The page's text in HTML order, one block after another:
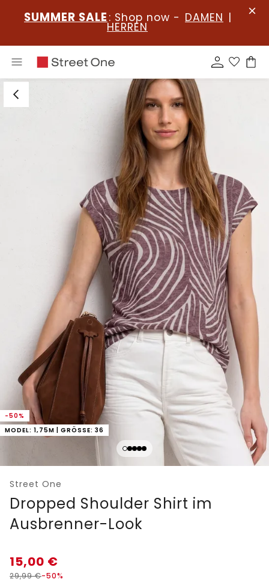
SUMMER SALE : Shop now - DAMEN |
HERREN
-50%
MODEL: 1,75M | GRÖSSE: 36
Street One
Dropped Shoulder Shirt im
Ausbrenner-Look
15,00 €
29,99€-50%